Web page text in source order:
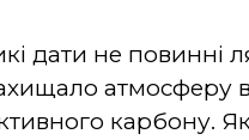
дати не повинні
атмосферу
карбону.